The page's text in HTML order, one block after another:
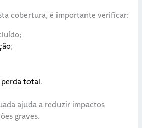
cobertura, é importante verificar:
;
perda total.
ajuda a reduzir impactos
graves.